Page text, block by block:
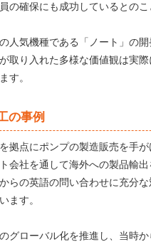
の確保にも成功しているとのこ
人気機種である「ノート」の
取り入れた多様な価値観は実
す。
の事例
拠点にポンプの製造販売を手
会社を通して海外への製品輸
らの英語の問い合わせに充分
ます。
グローバル化を推進し、当時